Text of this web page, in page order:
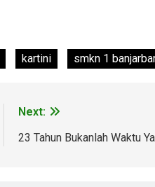
kartini smkn 1
Next:
23 Tahun Bukanlah Waktu